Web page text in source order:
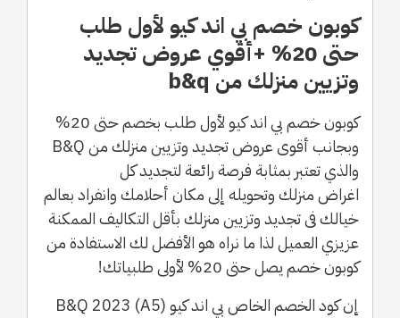
كوبون خصم بي اند كيو لأول طلب
حتى 20% +أقوي عروض تجديد
وتزيين منزلك من b&q
كوبون خصم بي اند كيو لأول طلب بخصم حتى 20%
وبجانب أقوى عروض تجديد وتزيين منزلك من B&Q
والذي تعتبر بمثابة فرصة رائعة لتجديد كل
اغراض منزلك وتحويله إلى مكان أحلامك وانفراد بعالم
خيالك فى تجديد وتزيين منزلك بأقل التكاليف الممكنة
عزيزي العميل لذا ما نراه هو الأفضل لك الاستفادة من
كوبون خصم يصل حتى 20% لأولى طلبياتك!
إن كود الخصم الخاص بي اند كيو B&Q 2023 (A5)